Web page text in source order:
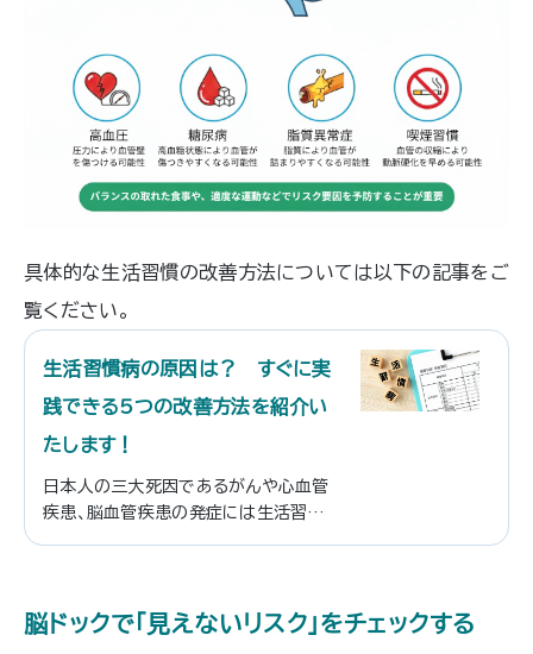
具体的な生活習慣の改善方法については以下の記事をご
覧ください。
生活習慣病の原因は？ すぐに実
践できる5つの改善方法を紹介い
たします！
日本人の三大死因であるがんや心血管
疾患、脳血管疾患の発症には生活習慣
は、生活習慣によって引き起こされる病
脳ドックで「見えないリスク」をチェックする